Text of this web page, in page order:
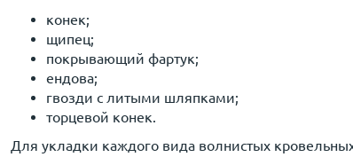
конек;
щипец;
покрывающий фартук;
ендова;
гвозди с литыми шляпками;
торцевой конек.
Для укладки каждого вида волнистых